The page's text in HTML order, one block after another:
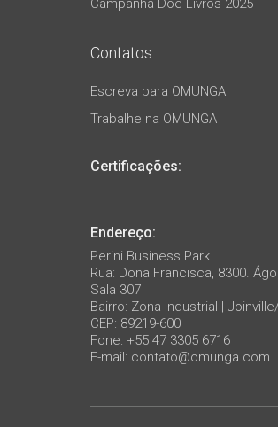
Campanha Doe Livros 2025
Contatos
Escreva para OMUNGA
Trabalhe na OMUNGA
Certificações:
Endereço:
Perini Business Park
Rua: Dona Francisca, 8300.
Sala 307
Bairro: Zona Industrial |
CEP: 89219-600
Fone: +55 47 3305 6716
E-mail: contato@omunga.com